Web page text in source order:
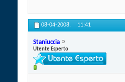
08-04-2008, 11:41
Staniuccia
Utente Esperto